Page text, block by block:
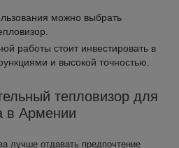
можно выбрать
работы стоит инвестировать в
и высокой точностью.
тепловизор для
в Армении
лучше отдавать предпочтение